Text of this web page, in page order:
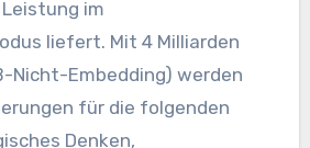
im
liefert. Mit 4 Milliarden
Nicht-Embedding) werden
für die folgenden
Denken,